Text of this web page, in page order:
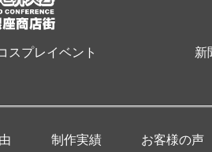
スプレイベント 新
制作実績 お客様の声